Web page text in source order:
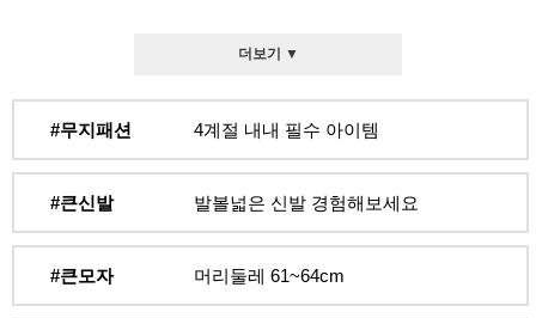
더보기 ▼
#무지패션 4계절 내내 필수 아이템
#큰신발 발볼넓은 신발 경험해보세요
#큰모자 머리둘레 61~64cm